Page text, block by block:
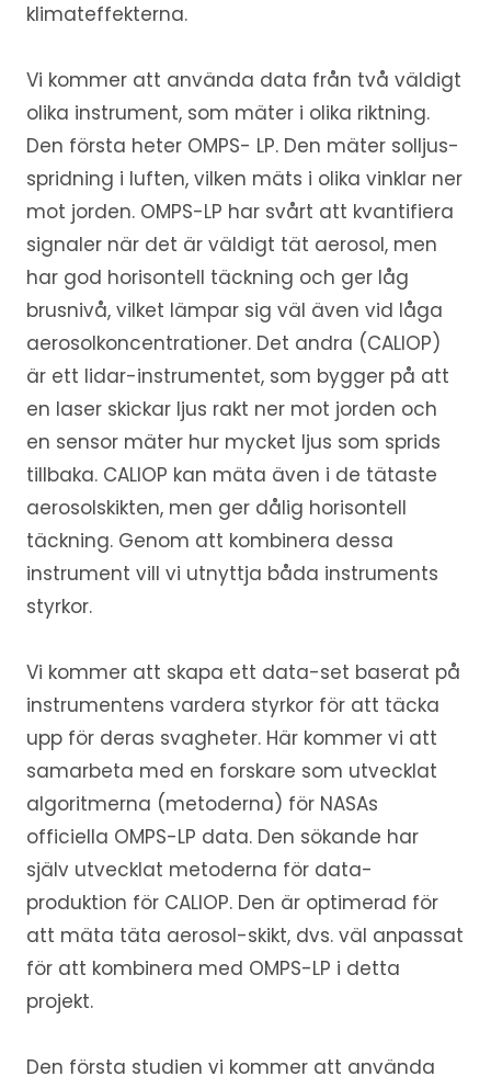
klimateffekterna.
Vi kommer att använda data från två väldigt
olika instrument, som mäter i olika riktning.
Den första heter OMPS- LP. Den mäter solljus-
spridning i luften, vilken mäts i olika vinklar ner
mot jorden. OMPS-LP har svårt att kvantifiera
signaler när det är väldigt tät aerosol, men
har god horisontell täckning och ger låg
brusnivå, vilket lämpar sig väl även vid låga
aerosolkoncentrationer. Det andra (CALIOP)
är ett lidar-instrumentet, som bygger på att
en laser skickar ljus rakt ner mot jorden och
en sensor mäter hur mycket ljus som sprids
tillbaka. CALIOP kan mäta även i de tätaste
aerosolskikten, men ger dålig horisontell
täckning. Genom att kombinera dessa
instrument vill vi utnyttja båda instruments
styrkor.
Vi kommer att skapa ett data-set baserat på
instrumentens vardera styrkor för att täcka
upp för deras svagheter. Här kommer vi att
samarbeta med en forskare som utvecklat
algoritmerna (metoderna) för NASAs
officiella OMPS-LP data. Den sökande har
själv utvecklat metoderna för data-
produktion för CALIOP. Den är optimerad för
att mäta täta aerosol-skikt, dvs. väl anpassat
för att kombinera med OMPS-LP i detta
projekt.
Den första studien vi kommer att använda